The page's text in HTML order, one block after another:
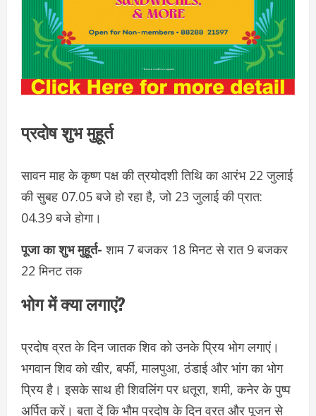
प्रदोष शुभ मुहूर्त
सावन माह के कृष्ण पक्ष की त्रयोदशी तिथि का आरंभ 22 जुलाई
की सुबह 07.05 बजे हो रहा है, जो 23 जुलाई की प्रात:
04.39 बजे होगा।
पूजा का शुभ मुहूर्त- शाम 7 बजकर 18 मिनट से रात 9 बजकर
22 मिनट तक
भोग में क्या लगाएं?
प्रदोष व्रत के दिन जातक शिव को उनके प्रिय भोग लगाएं।
भगवान शिव को खीर, बर्फी, मालपुआ, ठंडाई और भांग का भोग
प्रिय है। इसके साथ ही शिवलिंग पर धतूरा, शमी, कनेर के पुष्प
अर्पित करें। बता दें कि भौम प्रदोष के दिन व्रत और पूजन से